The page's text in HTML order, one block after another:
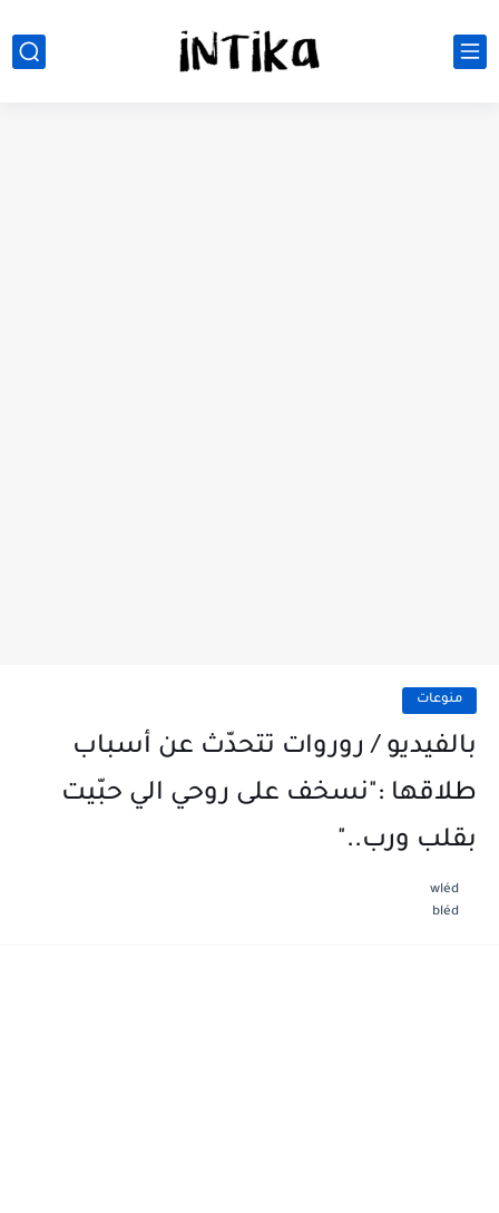
منوعات
بالفيديو / روروات تتحدّث عن أسباب
طلاقها :"نسخف على روحي الي حبّيت
بقلب ورب.."
wléd
bléd